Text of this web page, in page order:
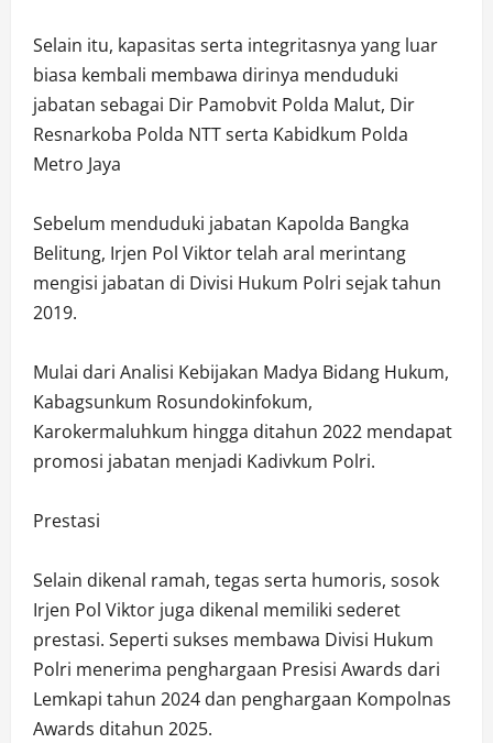
Selain itu, kapasitas serta integritasnya yang luar
biasa kembali membawa dirinya menduduki
jabatan sebagai Dir Pamobvit Polda Malut, Dir
Resnarkoba Polda NTT serta Kabidkum Polda
Metro Jaya
Sebelum menduduki jabatan Kapolda Bangka
Belitung, Irjen Pol Viktor telah aral merintang
mengisi jabatan di Divisi Hukum Polri sejak tahun
2019.
Mulai dari Analisi Kebijakan Madya Bidang Hukum,
Kabagsunkum Rosundokinfokum,
Karokermaluhkum hingga ditahun 2022 mendapat
promosi jabatan menjadi Kadivkum Polri.
Prestasi
Selain dikenal ramah, tegas serta humoris, sosok
Irjen Pol Viktor juga dikenal memiliki sederet
prestasi. Seperti sukses membawa Divisi Hukum
Polri menerima penghargaan Presisi Awards dari
Lemkapi tahun 2024 dan penghargaan Kompolnas
Awards ditahun 2025.